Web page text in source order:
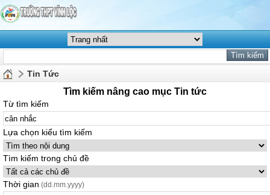
Tin Tức
Tìm kiếm nâng cao mục Tin tức
Từ tìm kiếm
Lựa chọn kiểu tìm kiếm
Tìm kiếm trong chủ đề
Thời gian (dd.mm.yyyy)